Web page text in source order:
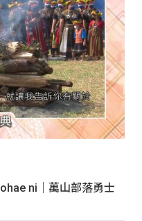
ni｜萬山部落勇士